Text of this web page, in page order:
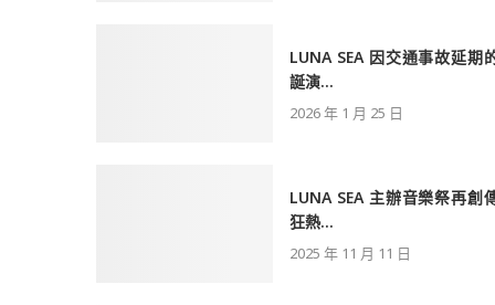
LUNA SEA 因交通事故延期
誕演...
2026 年 1 月 25 日
LUNA SEA 主辦音樂祭再創
狂熱...
2025 年 11 月 11 日